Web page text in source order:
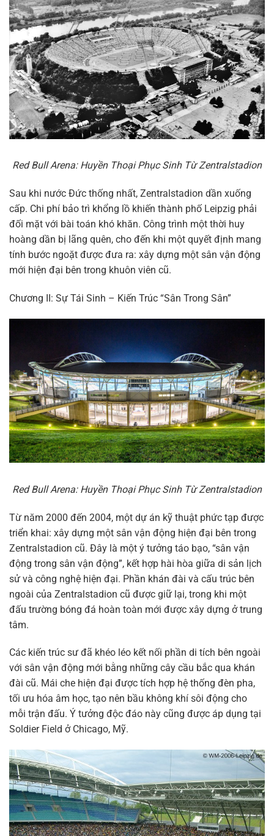
Red Bull Arena: Huyền Thoại Phục Sinh Từ Zentralstadion
Sau khi nước Đức thống nhất, Zentralstadion dần xuống
cấp. Chi phí bảo trì khổng lồ khiến thành phố Leipzig phải
đối mặt với bài toán khó khăn. Công trình một thời huy
hoàng dần bị lãng quên, cho đến khi một quyết định mang
tính bước ngoặt được đưa ra: xây dựng một sân vận động
mới hiện đại bên trong khuôn viên cũ.
Chương II: Sự Tái Sinh – Kiến Trúc “Sân Trong Sân”
Red Bull Arena: Huyền Thoại Phục Sinh Từ Zentralstadion
Từ năm 2000 đến 2004, một dự án kỹ thuật phức tạp được
triển khai: xây dựng một sân vận động hiện đại bên trong
Zentralstadion cũ. Đây là một ý tưởng táo bạo, “sân vận
động trong sân vận động”, kết hợp hài hòa giữa di sản lịch
sử và công nghệ hiện đại. Phần khán đài và cấu trúc bên
ngoài của Zentralstadion cũ được giữ lại, trong khi một
đấu trường bóng đá hoàn toàn mới được xây dựng ở trung
tâm.
Các kiến trúc sư đã khéo léo kết nối phần di tích bên ngoài
với sân vận động mới bằng những cây cầu bắc qua khán
đài cũ. Mái che hiện đại được tích hợp hệ thống đèn pha,
tối ưu hóa âm học, tạo nên bầu không khí sôi động cho
mỗi trận đấu. Ý tưởng độc đáo này cũng được áp dụng tại
Soldier Field ở Chicago, Mỹ.